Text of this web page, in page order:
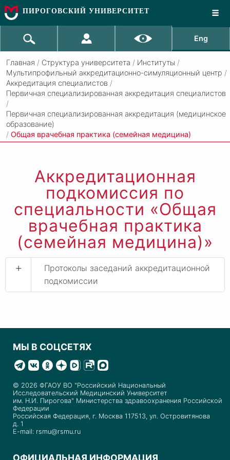
ПИРОГОВСКИЙ УНИВЕРСИТЕТ
Eng
Главная / Структура университета / Институты /
Мультипрофильный аккредитационно-симуляционный центр /
Аккредитация специалистов /
Первичная специализированная аккредитация специалистов
/
Первичная специализированная аккредитация (медицинское
образование)
/ Общая врачебная практика (семейная медицина)
Аккредитационная
подкомиссия по
специальности «Общая
врачебная практика
(семейная медицина)»
+
Протоколы заседаний аккредитационной
подкомиссии
МЫ В СОЦСЕТЯХ
© 2026 ФГАОУ ВО "Российский Национальный
Исследовательский Медицинский Университет
им. Н.И. Пирогова" Министерства здравоохранения Российской
Федерации
Российская Федерация, г. Москва 117513, ул. Островитянова
д. 1
E-mail: rsmu@rsmu.ru